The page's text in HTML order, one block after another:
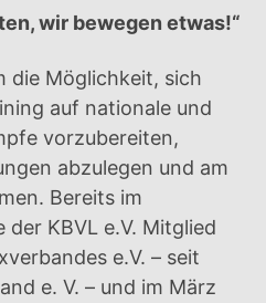
wir bewegen etwas!“
die Möglichkeit, sich
auf nationale und
vorzubereiten,
abzulegen und am
Bereits im
KBVL e.V. Mitglied
e.V. – seit
e. V. – und im März